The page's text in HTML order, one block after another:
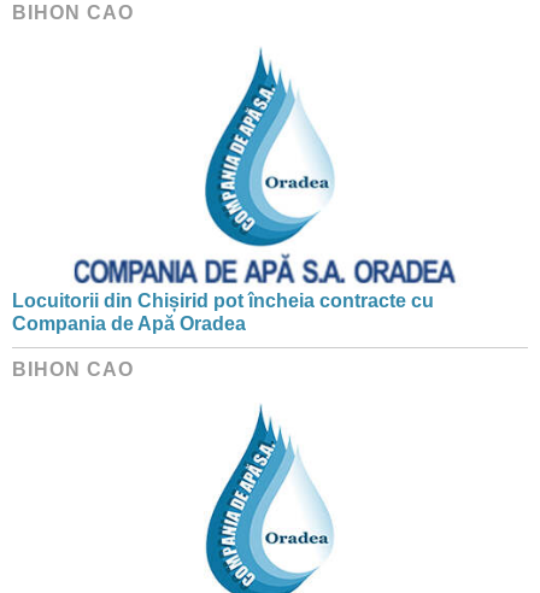
BIHON CAO
Locuitorii din Chișirid pot încheia contracte cu
Compania de Apă Oradea
BIHON CAO